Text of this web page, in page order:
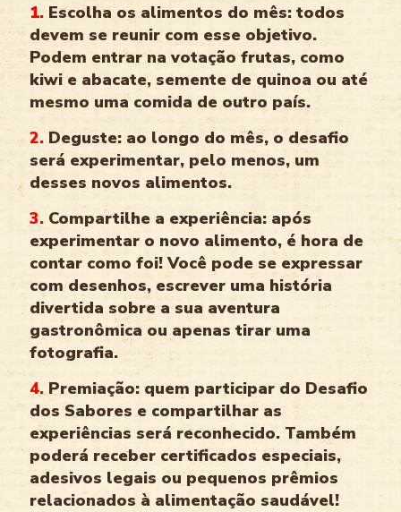
1. Escolha os alimentos do mês: todos
devem se reunir com esse objetivo.
Podem entrar na votação frutas, como
kiwi e abacate, semente de quinoa ou até
mesmo uma comida de outro país.
2. Deguste: ao longo do mês, o desafio
será experimentar, pelo menos, um
desses novos alimentos.
3. Compartilhe a experiência: após
experimentar o novo alimento, é hora de
contar como foi! Você pode se expressar
com desenhos, escrever uma história
divertida sobre a sua aventura
gastronômica ou apenas tirar uma
fotografia.
4.Premiação: quem participar do Desafio
dos Sabores e compartilhar as
experiências será reconhecido. Também
poderá receber certificados especiais,
adesivos legais ou pequenos prêmios
relacionados à alimentação saudável!